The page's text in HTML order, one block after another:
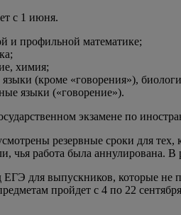
с 1 июня.
и профильной математике;
химия;
(кроме «говорения»),
языки («говорение»).
экзамене по
резервные сроки для
чья работа была аннулирована.
для выпускников, которые не
пройдет с 4 по 22